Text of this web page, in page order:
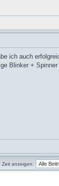
ich auch
Blinker +
Zeit anzeigen: